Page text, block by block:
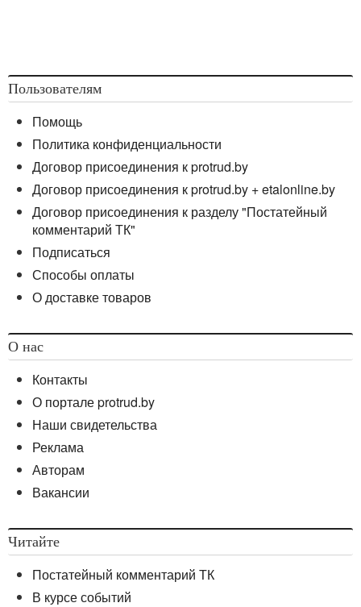
Пользователям
Помощь
Политика конфиденциальности
Договор присоединения к protrud.by
Договор присоединения к protrud.by + etalonline.by
Договор присоединения к разделу "Постатейный
комментарий ТК"
Подписаться
Способы оплаты
О доставке товаров
О нас
Контакты
О портале protrud.by
Наши свидетельства
Реклама
Авторам
Вакансии
Читайте
Постатейный комментарий ТК
В курсе событий